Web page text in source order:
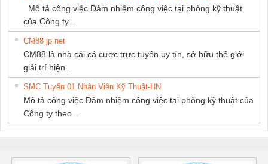
Mô tả công việc Đảm nhiệm công việc tại phòng kỹ thuật
của Công ty...
CM88 jp net
CM88 là nhà cái cá cược trực tuyến uy tín, sở hữu thế giới
giải trí hiện...
SMC Tuyển 01 Nhân Viên Kỹ Thuật-HN
Mô tả công việc Đảm nhiệm công việc tại phòng kỹ thuật của
Công ty theo...